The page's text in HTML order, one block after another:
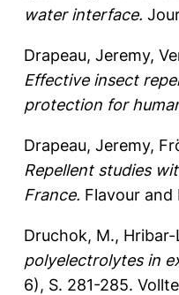
water interface.
Drapeau, Jeremy,
Effective insect
protection for
Drapeau, Jeremy,
Repellent studies
France. Flavour
Druchok, M., Hribar-
polyelectrolytes in
6), S. 281-285.